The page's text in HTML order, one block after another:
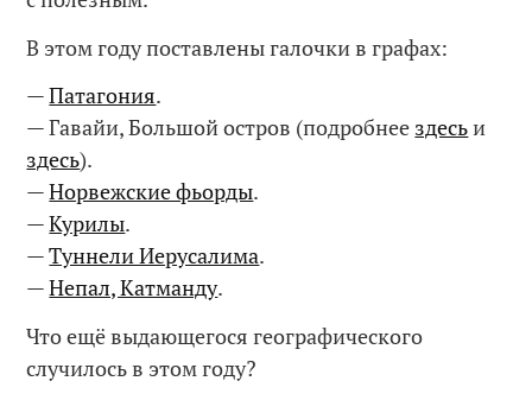
В этом году поставлены галочки в графах:
—Патагония.
— Гавайи, Большой остров (подробнее здесьи
здесь).
—Норвежские фьорды.
—Курилы.
—Туннели Иерусалима.
—Непал, Катманду.
Что ещё выдающегося географического
случилось в этом году?